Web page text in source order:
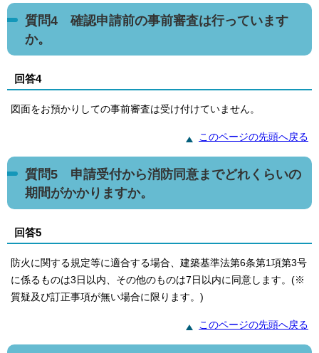
質問4 確認申請前の事前審査は行っています
か。
回答4
図面をお預かりしての事前審査は受け付けていません。
このページの先頭へ戻る
質問5 申請受付から消防同意までどれくらいの
期間がかかりますか。
回答5
防火に関する規定等に適合する場合、建築基準法第6条第1項第3号
に係るものは3日以内、その他のものは7日以内に同意します。(※
質疑及び訂正事項が無い場合に限ります。)
このページの先頭へ戻る